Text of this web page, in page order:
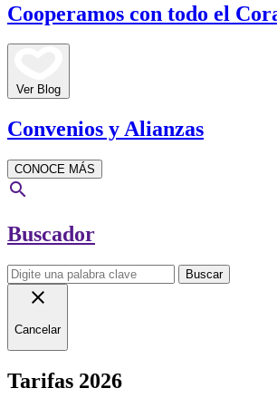
Cooperamos con todo el
Ver Blog
Convenios y Alianzas
CONOCE MÁS
search
Buscador
Buscar
close
Cancelar
Tarifas 2026